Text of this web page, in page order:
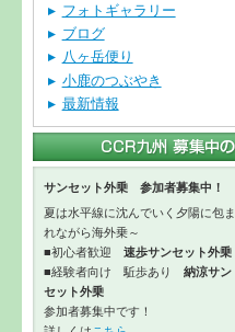
フォトギャラリー
ブログ
八ヶ岳便り
小鹿のつぶやき
最新情報
サンセット外乗 参加者募集中！
夏は水平線に沈んでいく夕陽に包ま
れながら海外乗～
■初心者歓迎 速歩サンセット外乗
■経験者向け 駈歩あり 納涼サン
セット外乗
参加者募集中です！